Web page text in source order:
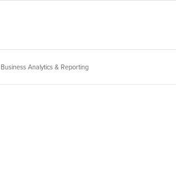
Business Analytics & Reporting